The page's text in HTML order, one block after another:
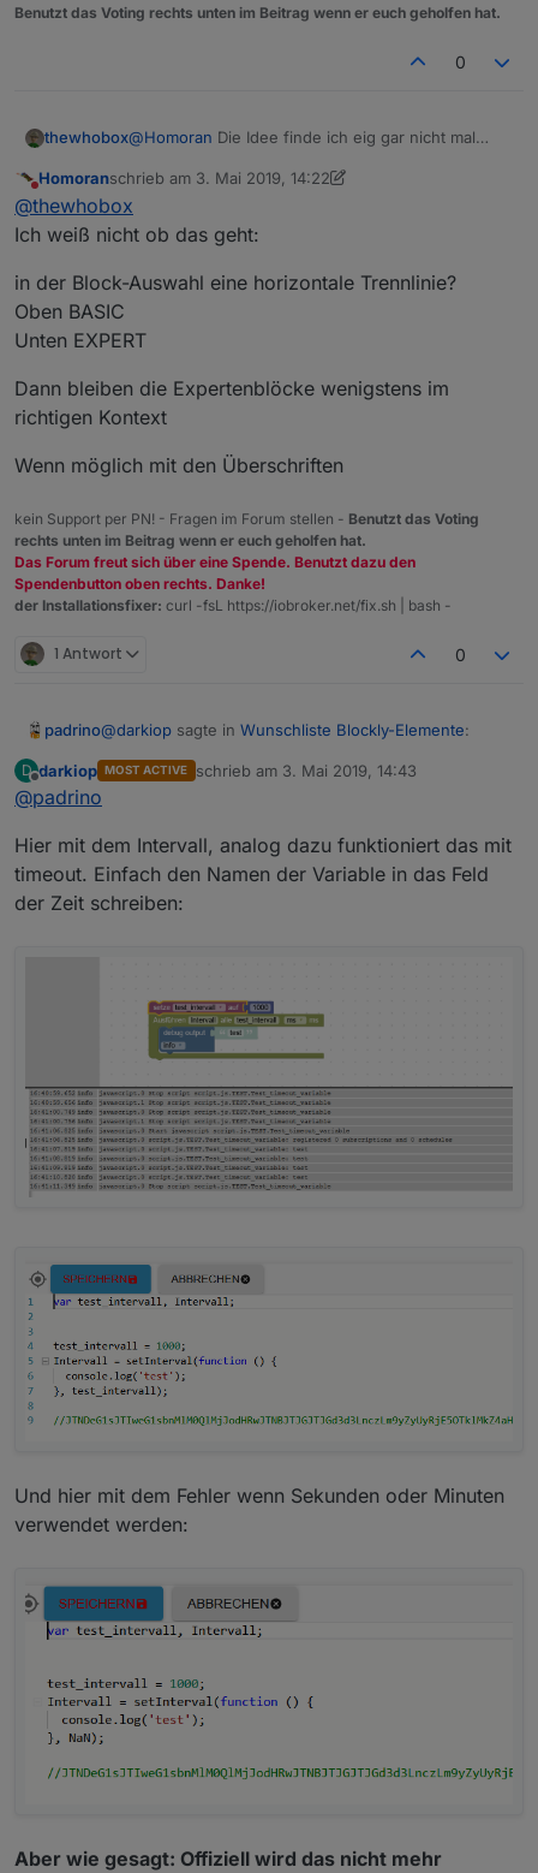
müsste sich doch gut ein
timeout = setTimeout(function () {
Vielleicht ja auch ein zusätzlicher Block, der fest auf
Benutzt das Voting rechts unten im Beitrag wenn er euch geholfen hat.
0
thewhobox@Homoran Die Idee finde ich eig gar nicht mal
einfach eine weiter Gruppe neben "Logik, Mathe"
halt noch "Experte" oder so einfügen.
Nicht stören
Homoranschrieb am 3. Mai 2019, 14:22
zuletzt editiert von Homoran5. März 2019, 16:23
@thewhobox
Ich weiß nicht ob das geht:
in der Block-Auswahl eine horizontale Trennlinie?
Oben BASIC
Unten EXPERT
Dann bleiben die Expertenblöcke wenigstens im
richtigen Kontext
Wenn möglich mit den Überschriften
kein Support per PN! - Fragen im Forum stellen - Benutzt das Voting
rechts unten im Beitrag wenn er euch geholfen hat.
Das Forum freut sich über eine Spende. Benutzt dazu den
Spendenbutton oben rechts. Danke!
der Installationsfixer: curl -fsL https://iobroker.net/fix.sh | bash -
1 Antwort 0
padrino@darkiop sagte in Wunschliste Blockly-Elemente:
funktioniert es wenn der Zeitwerk auf ms steht.
Wenn du dir den JS-Code anschaust, sollte kein
NaN an dieser stehen.
Du meinst, das ging mal?
Hab' mal in den Code geschaut, denke Du hast Recht,
da ist keine Zauberei drin. ;)
var zeit, timeout;
zeit = 5000;
timeout = setTimeout(function () {
machen lassen, oder? :)
Vielleicht ja auch ein zusätzlicher Block, der fest auf
"ms" steht, wegen der fehlenden Umrechnung?
@thewhoboxnicht interessant? ;)
D
Offline
darkiop MOST ACTIVE schrieb am 3. Mai 2019, 14:43
zuletzt editiert von
@padrino
Hier mit dem Intervall, analog dazu funktioniert das mit
timeout. Einfach den Namen der Variable in das Feld
der Zeit schreiben:
Und hier mit dem Fehler wenn Sekunden oder Minuten
verwendet werden:
Aber wie gesagt: Offiziell wird das nicht mehr